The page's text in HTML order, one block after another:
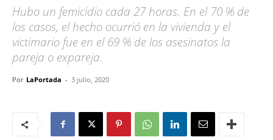
Hubo un femicidio cada 27 horas. En el 70 % de
los casos, el hecho ocurrió en la vivienda y el
victimario fue en el 69 % de los asesinatos la
pareja o expareja.
Por LaPortada - 3 julio, 2020